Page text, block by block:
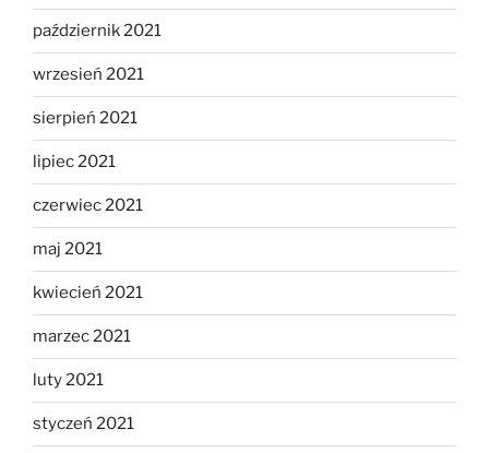
październik 2021
wrzesień 2021
sierpień 2021
lipiec 2021
czerwiec 2021
maj 2021
kwiecień 2021
marzec 2021
luty 2021
styczeń 2021